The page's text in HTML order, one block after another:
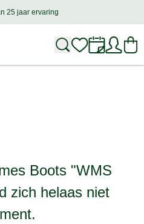
25 jaar ervaring
meer dan25 jaar ervaring
H2O"
Boots "WMS
zich helaas niet